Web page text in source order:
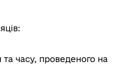
та часу, проведеного на